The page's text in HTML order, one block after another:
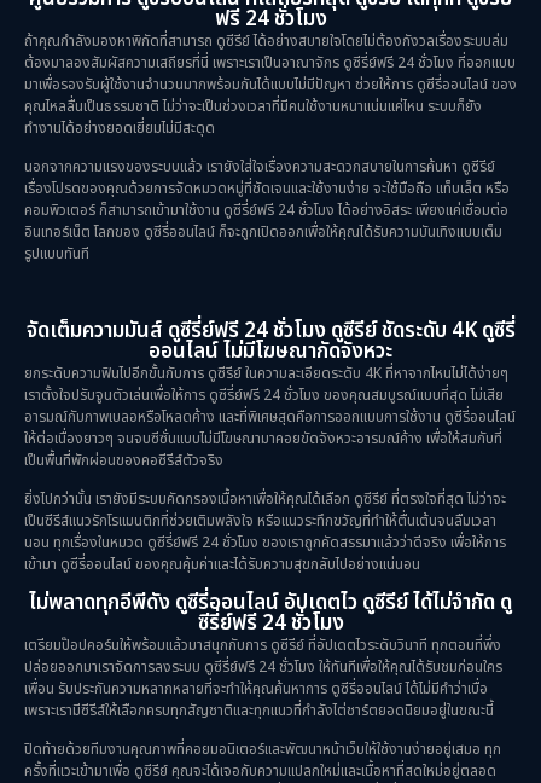
ฟรี 24 ชั่วโมง
ถ้าคุณกำลังมองหาพิกัดที่สามารถ ดูซีรีย์ ได้อย่างสบายใจโดยไม่ต้องกังวลเรื่องระบบล่ม
ต้องมาลองสัมผัสความเสถียรที่นี่ เพราะเราเป็นอาณาจักร ดูซีรี่ย์ฟรี 24 ชั่วโมง ที่ออกแบบ
มาเพื่อรองรับผู้ใช้งานจำนวนมากพร้อมกันได้แบบไม่มีปัญหา ช่วยให้การ ดูซีรี่ออนไลน์ ของ
คุณไหลลื่นเป็นธรรมชาติ ไม่ว่าจะเป็นช่วงเวลาที่มีคนใช้งานหนาแน่นแค่ไหน ระบบก็ยัง
ทำงานได้อย่างยอดเยี่ยมไม่มีสะดุด
นอกจากความแรงของระบบแล้ว เรายังใส่ใจเรื่องความสะดวกสบายในการค้นหา ดูซีรีย์
เรื่องโปรดของคุณด้วยการจัดหมวดหมู่ที่ชัดเจนและใช้งานง่าย จะใช้มือถือ แท็บเล็ต หรือ
คอมพิวเตอร์ ก็สามารถเข้ามาใช้งาน ดูซีรี่ย์ฟรี 24 ชั่วโมง ได้อย่างอิสระ เพียงแค่เชื่อมต่อ
อินเทอร์เน็ต โลกของ ดูซีรี่ออนไลน์ ก็จะถูกเปิดออกเพื่อให้คุณได้รับความบันเทิงแบบเต็ม
รูปแบบทันที
จัดเต็มความมันส์ ดูซีรี่ย์ฟรี 24 ชั่วโมง ดูซีรีย์ ชัดระดับ 4K ดูซีรี่
ออนไลน์ ไม่มีโฆษณากัดจังหวะ
ยกระดับความฟินไปอีกขั้นกับการ ดูซีรีย์ ในความละเอียดระดับ 4K ที่หาจากไหนไม่ได้ง่ายๆ
เราตั้งใจปรับจูนตัวเล่นเพื่อให้การ ดูซีรี่ย์ฟรี 24 ชั่วโมง ของคุณสมบูรณ์แบบที่สุด ไม่เสีย
อารมณ์กับภาพเบลอหรือโหลดค้าง และที่พิเศษสุดคือการออกแบบการใช้งาน ดูซีรี่ออนไลน์
ให้ต่อเนื่องยาวๆ จนจบซีซั่นแบบไม่มีโฆษณามาคอยขัดจังหวะอารมณ์ค้าง เพื่อให้สมกับที่
เป็นพื้นที่พักผ่อนของคอซีรีส์ตัวจริง
ยิ่งไปกว่านั้น เรายังมีระบบคัดกรองเนื้อหาเพื่อให้คุณได้เลือก ดูซีรีย์ ที่ตรงใจที่สุด ไม่ว่าจะ
เป็นซีรีส์แนวรักโรแมนติกที่ช่วยเติมพลังใจ หรือแนวระทึกขวัญที่ทำให้ตื่นเต้นจนลืมเวลา
นอน ทุกเรื่องในหมวด ดูซีรี่ย์ฟรี 24 ชั่วโมง ของเราถูกคัดสรรมาแล้วว่าดีจริง เพื่อให้การ
เข้ามา ดูซีรี่ออนไลน์ ของคุณคุ้มค่าและได้รับความสุขกลับไปอย่างแน่นอน
ไม่พลาดทุกอีพีดัง ดูซีรี่ออนไลน์ อัปเดตไว ดูซีรีย์ ได้ไม่จำกัด ดู
ซีรี่ย์ฟรี 24 ชั่วโมง
เตรียมป๊อปคอร์นให้พร้อมแล้วมาสนุกกับการ ดูซีรีย์ ที่อัปเดตไวระดับวินาที ทุกตอนที่พึ่ง
ปล่อยออกมาเราจัดการลงระบบ ดูซีรี่ย์ฟรี 24 ชั่วโมง ให้ทันทีเพื่อให้คุณได้รับชมก่อนใคร
เพื่อน รับประกันความหลากหลายที่จะทำให้คุณค้นหาการ ดูซีรี่ออนไลน์ ได้ไม่มีคำว่าเบื่อ
เพราะเรามีซีรีส์ให้เลือกครบทุกสัญชาติและทุกแนวที่กำลังไต่ชาร์ตยอดนิยมอยู่ในขณะนี้
ปิดท้ายด้วยทีมงานคุณภาพที่คอยมอนิเตอร์และพัฒนาหน้าเว็บให้ใช้งานง่ายอยู่เสมอ ทุก
ครั้งที่แวะเข้ามาเพื่อ ดูซีรีย์ คุณจะได้เจอกับความแปลกใหม่และเนื้อหาที่สดใหม่อยู่ตลอด